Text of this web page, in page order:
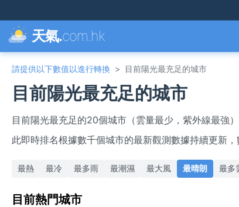
天氣.com.hk
請提供以下數值以進行轉換 > 目前陽光最充足的城市
目前陽光最充足的城市
目前陽光最充足的20個城市（雲量最少，紫外線最強）
此即時排名根據數千個城市的最新觀測數據持續更新，
最熱 最冷 最多雨 最潮濕 最大風 最晴朗 最多
目前熱門城市